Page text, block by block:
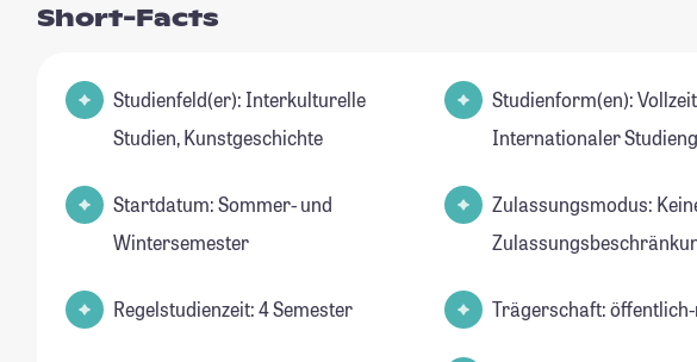
Short-Facts
Studienfeld(er): Interkulturelle
Studien, Kunstgeschichte
Startdatum: Sommer- und
Wintersemester
Regelstudienzeit: 4 Semester
Studienform(en):
Internationaler
Zulassungsmodus:
Trägerschaft: